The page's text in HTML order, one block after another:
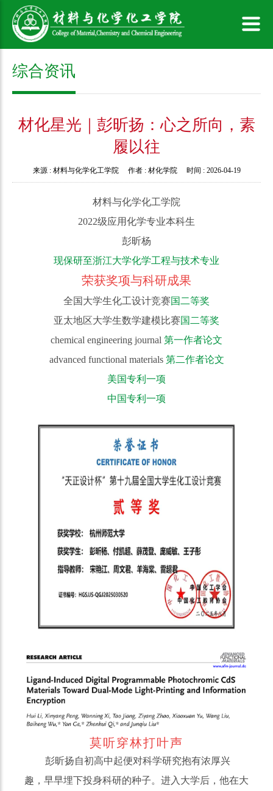
综合资讯
材化星光｜彭昕扬：心之所向，素
履以往
来源 : 材料与化学化工学院作者 : 材化学院时间 : 2026-04-19
材料与化学化工学院
2022级应用化学专业本科生
彭昕杨
现保研至浙江大学化学工程与技术专业
荣获奖项与科研成果
全国大学生化工设计竞赛国 二等奖
亚太地区大学生数学建模比赛国 二等奖
chemical engineering journal 第一作者论文
advanced functional materials 第二作者论文
美国专利一项
中国专利一项
莫听穿林打叶声
彭昕扬自初高中起便对科学研究抱有浓厚兴
趣，早早埋下投身科研的种子。进入大学后，他在大